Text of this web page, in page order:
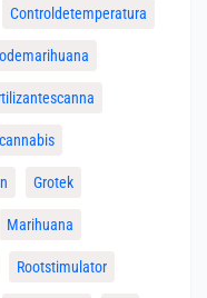
Controldetemperatura
Grotek
Marihuana
Rootstimulator